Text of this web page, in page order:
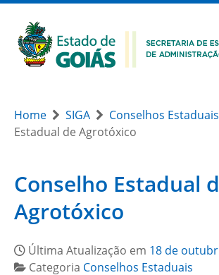
Home SIGA Conselhos Estaduais
Estadual de Agrotóxico
Conselho Estadual
Agrotóxico
Última Atualização em 18 de
Categoria Conselhos Estaduais